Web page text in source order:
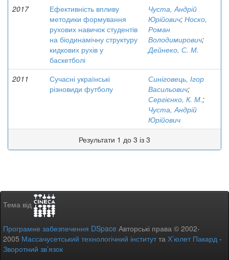
2017
Ефективність впливу
методики формування
рухових навичок студентів
на біодинамічну структуру
кидкових рухів у
баскетболі
Чуста, Андрій
Юрійович; Носко,
Роман
Володимирович;
Дейнеко, С. М.
2011
Сучасні українські
різновиди футболу
Синіговець, Ігор
Васильович;
Сергієнко, К. М.;
Чуста, Андрій
Юрійович
Результати 1 до 3 із 3
Тема від
Програмне забезпечення DSpace Авторські права © 2002-
2005 Массачусетський технологічний інститутта Х’юлет Пакард -
Зворотний зв’язок